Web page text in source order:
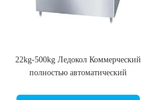
22kg-500kg Ледокол Коммерческий
полностью автоматический